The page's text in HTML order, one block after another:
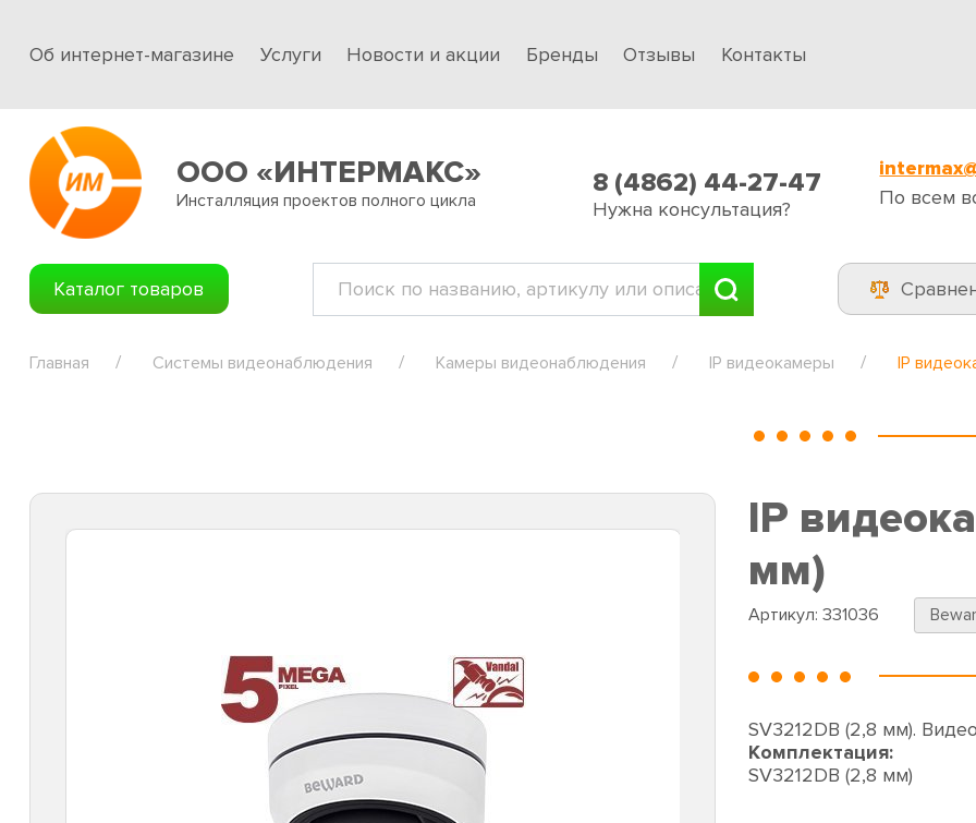
Об интернет-магазине Услуги Новости и акции Бренды Отзывы Контакты
ООО «ИНТЕРМАКС»
Инсталляция проектов полного цикла
8 (4862) 44-27-47
Нужна консультация?
По всем
Каталог товаров
Главная Системы видеонаблюдения Камеры видеонаблюдения IP видеокамеры IP
IP
мм)
Артикул: 331036
SV3212DB (2,8 мм).
Комплектация:
SV3212DB (2,8 мм)